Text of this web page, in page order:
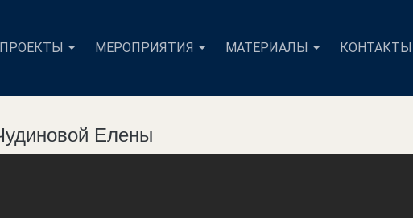
ПРОЕКТЫ МЕРОПРИЯТИЯ МАТЕРИАЛЫ КОНТАКТЫ
Елены